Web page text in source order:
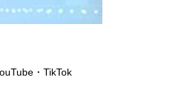
・TikTok